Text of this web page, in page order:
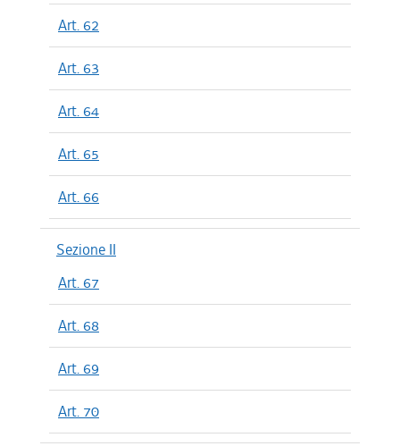
Art. 62
Art. 63
Art. 64
Art. 65
Art. 66
Sezione II
Art. 67
Art. 68
Art. 69
Art. 70